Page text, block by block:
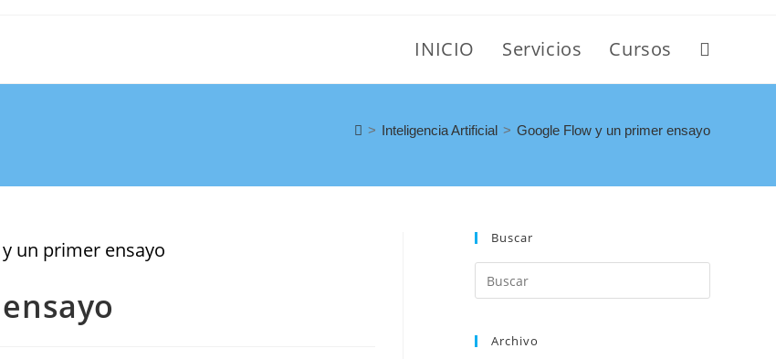
INICIO Servicios Cursos
> Inteligencia Artificial > Google Flow y un primer ensayo
Buscar
Archivo